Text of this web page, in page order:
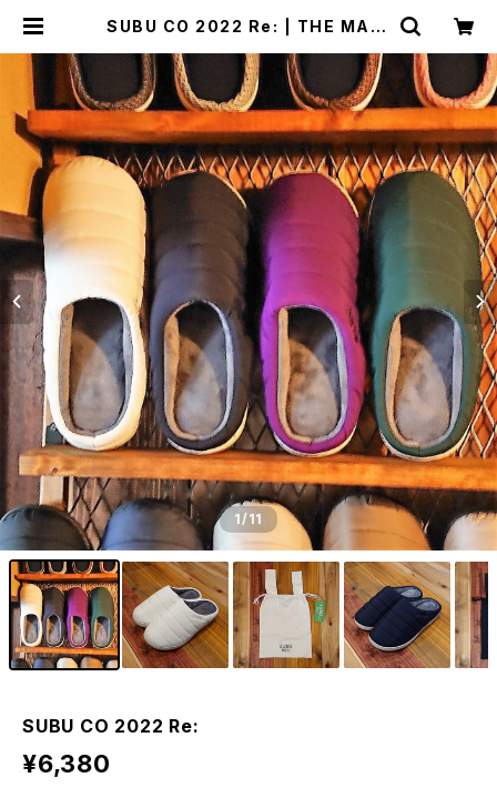
SUBU CO 2022 Re: | THE MANI
1/11
SUBU CO 2022 Re:
¥6,380